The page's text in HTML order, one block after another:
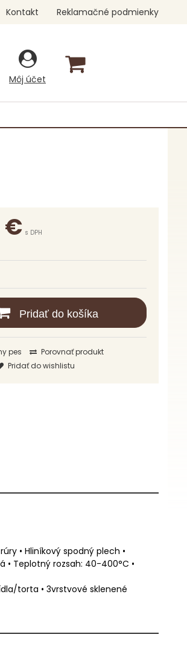
Môj účet
Kontakt Reklamačné podmienky
€ s DPH
Pridať do košíka
pes
Porovnať produkt
Pridať do wishlistu
• Hliníkový spodný plech •
• Teplotný rozsah: 40-400°C •
torta • 3vrstvové sklenené